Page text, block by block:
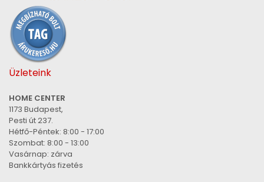
Üzleteink
HOME CENTER
1173 Budapest,
Pesti út 237.
Hétfő-Péntek: 8:00 - 17:00
Szombat: 8:00 - 13:00
Vasárnap: zárva
Bankkártyás fizetés